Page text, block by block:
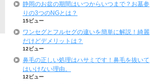
静岡のお盆の期間はいつからいつまで？お墓参
りの3つのNGとは？
15ビュー
ワンセグとフルセグの違いを簡単に解説！綺麗
だけどデメリットは？
12ビュー
鼻毛の正しい処理はハサミです！鼻毛を抜いて
はいけない理由。
12ビュー